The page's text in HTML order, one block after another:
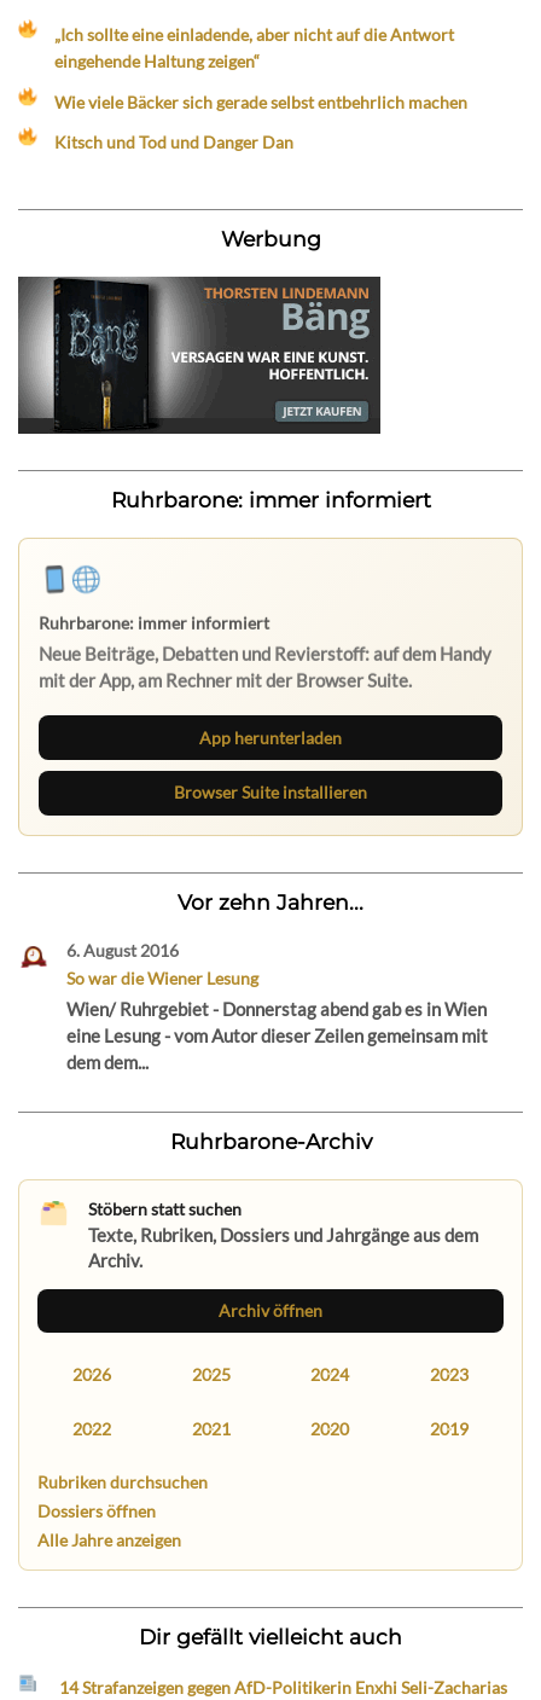
„Ich sollte eine einladende, aber nicht auf die Antwort
eingehende Haltung zeigen“
Wie viele Bäcker sich gerade selbst entbehrlich machen
Kitsch und Tod und Danger Dan
Werbung
Ruhrbarone: immer informiert
Ruhrbarone: immer informiert
Neue Beiträge, Debatten und Revierstoff: auf dem Handy
mit der App, am Rechner mit der Browser Suite.
App herunterladen
Browser Suite installieren
Vor zehn Jahren...
6. August 2016
So war die Wiener Lesung
Wien/ Ruhrgebiet - Donnerstag abend gab es in Wien
eine Lesung - vom Autor dieser Zeilen gemeinsam mit
dem dem...
Ruhrbarone-Archiv
Stöbern statt suchen
Texte, Rubriken, Dossiers und Jahrgänge aus dem
Archiv.
Archiv öffnen
2026 2025 2024 2023
2022 2021 2020 2019
Rubriken durchsuchen
Dossiers öffnen
Alle Jahre anzeigen
Dir gefällt vielleicht auch
14 Strafanzeigen gegen AfD-Politikerin Enxhi Seli-Zacharias